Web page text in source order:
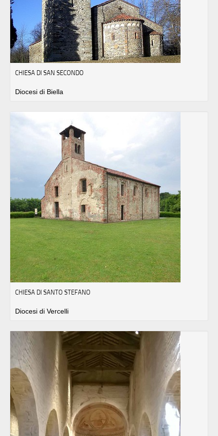
CHIESA DI SAN SECONDO
Diocesi di Biella
CHIESA DI SANTO STEFANO
Diocesi di Vercelli